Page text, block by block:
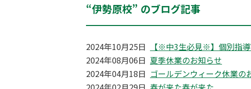
“伊勢原校” のブログ記事
2024年10月25日
【※中3生必見※】個別指
2024年08月06日 夏季休業のお知らせ
2024年04月18日 ゴールデンウィーク休業の